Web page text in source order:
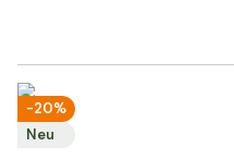
-20%
Neu